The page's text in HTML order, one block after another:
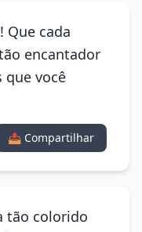
Que cada
encantador
que você
📤 Compartilhar
tão colorido